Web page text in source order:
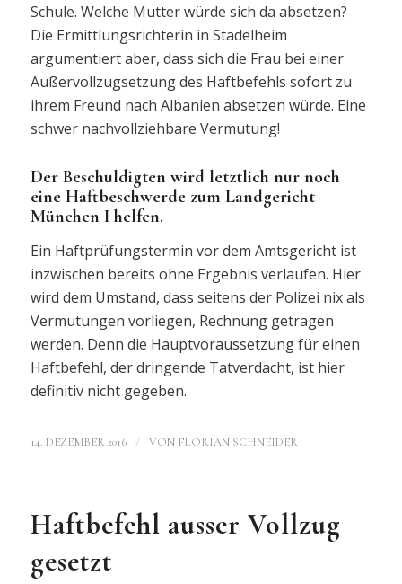
Schule. Welche Mutter würde sich da absetzen?
Die Ermittlungsrichterin in Stadelheim
argumentiert aber, dass sich die Frau bei einer
Außervollzugsetzung des Haftbefehls sofort zu
ihrem Freund nach Albanien absetzen würde. Eine
schwer nachvollziehbare Vermutung!
Der Beschuldigten wird letztlich nur noch
eine Haftbeschwerde zum Landgericht
München I helfen.
Ein Haftprüfungstermin vor dem Amtsgericht ist
inzwischen bereits ohne Ergebnis verlaufen. Hier
wird dem Umstand, dass seitens der Polizei nix als
Vermutungen vorliegen, Rechnung getragen
werden. Denn die Hauptvoraussetzung für einen
Haftbefehl, der dringende Tatverdacht, ist hier
definitiv nicht gegeben.
14. DEZEMBER 2016 / VON FLORIAN SCHNEIDER
Haftbefehl ausser Vollzug
gesetzt